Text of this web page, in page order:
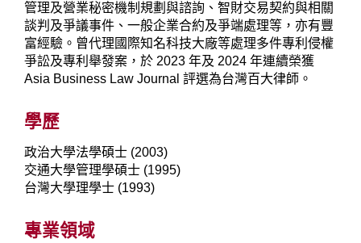
管理及營業秘密機制規劃與諮詢、智財交易契約與相關
談判及爭議事件、一般企業合約及爭端處理等，亦有豐
富經驗。曾代理國際知名科技大廠等處理多件專利侵權
爭訟及專利舉發案，於 2023 年及 2024 年連續榮獲
Asia Business Law Journal 評選為台灣百大律師。
學歷
政治大學法學碩士 (2003)
交通大學管理學碩士 (1995)
台灣大學理學士 (1993)
專業領域